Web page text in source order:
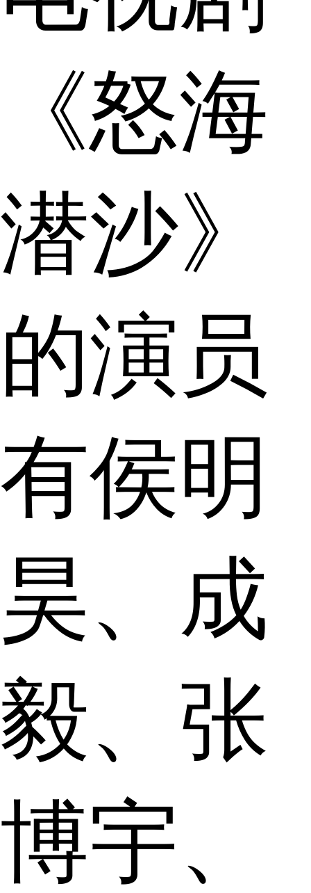
《怒海
潜沙》
的演员
有侯明
昊、成
毅、张
博宇、